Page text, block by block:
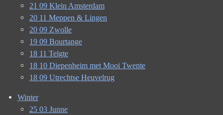
21 09 Klein Amsterdam
20 11 Meppen & Lingen
20 09 Zwolle
19 09 Bourtange
18 11 Telgte
18 10 Diepenheim met Mooi Twente
18 09 Utrechtse Heuvelrug
Winter
25 03 Junne